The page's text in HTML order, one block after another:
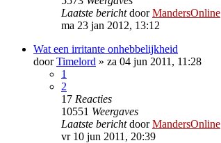
Laatste berichtdoorMandersOnline
ma 23 jan 2012, 13:12
Wat een irritante onhebbelijkheid
doorTimelord » za 04 jun 2011, 11:28
1
2
17 Reacties
10551 Weergaves
Laatste berichtdoorMandersOnline
vr 10 jun 2011, 20:39